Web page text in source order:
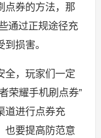
点券的方法，那
通过正规途径充
损害。
全，玩家们一定
荣耀手机刷点券”
道进行点券充
也要提高防范意